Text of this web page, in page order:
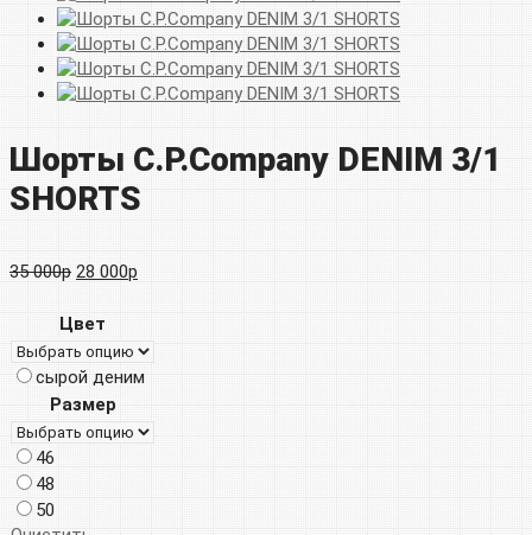
Шорты C.P.Company DENIM 3/1
SHORTS
35 000р Первоначальная
составляла
000р.
28 000р
28
Цвет
сырой деним
Размер
46
48
50